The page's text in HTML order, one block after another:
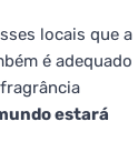
locais que a
é adequado
estará